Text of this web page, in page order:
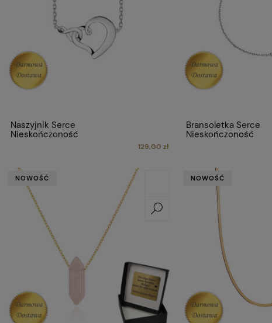
Naszyjnik Serce
Nieskończoność
129,00 zł
Bransoletka Serce
Nieskończoność
NOWOŚĆ NOWOŚĆ